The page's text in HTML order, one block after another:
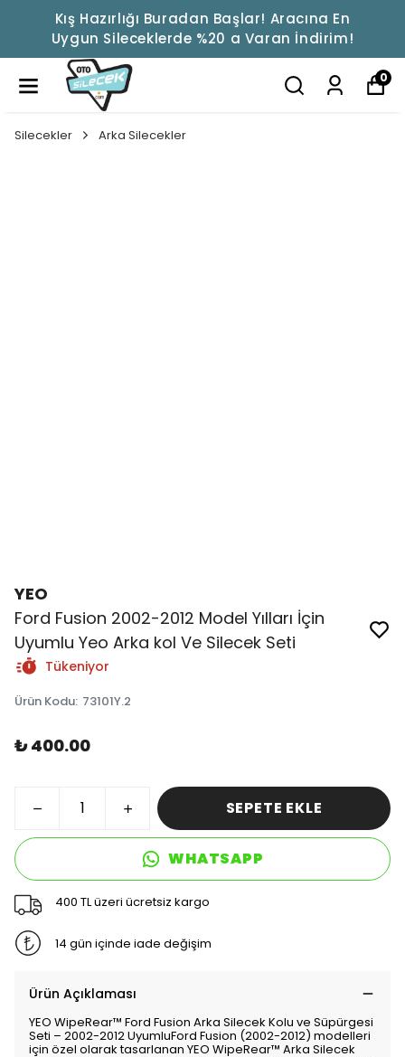
Kış Hazırlığı Buradan Başlar! Aracına En
Uygun Sileceklerde %20 a Varan İndirim!
0
Silecekler Arka Silecekler
YEO
Ford Fusion 2002-2012 Model Yılları İçin
Uyumlu Yeo Arka kol Ve Silecek Seti
Tükeniyor
Ürün Kodu: 73101Y.2
₺ 400.00
SEPETE EKLE
WHATSAPP
400 TL üzeri ücretsiz kargo
14 gün içinde iade değişim
Ürün Açıklaması
YEO WipeRear™️ Ford Fusion Arka Silecek Kolu ve Süpürgesi
Seti – 2002-2012 UyumluFord Fusion (2002-2012) modelleri
için özel olarak tasarlanan YEO WipeRear™️ Arka Silecek